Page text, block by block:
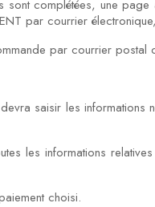
complétées, une
par courrier
par courrier postal
saisir les
les informations
choisi.